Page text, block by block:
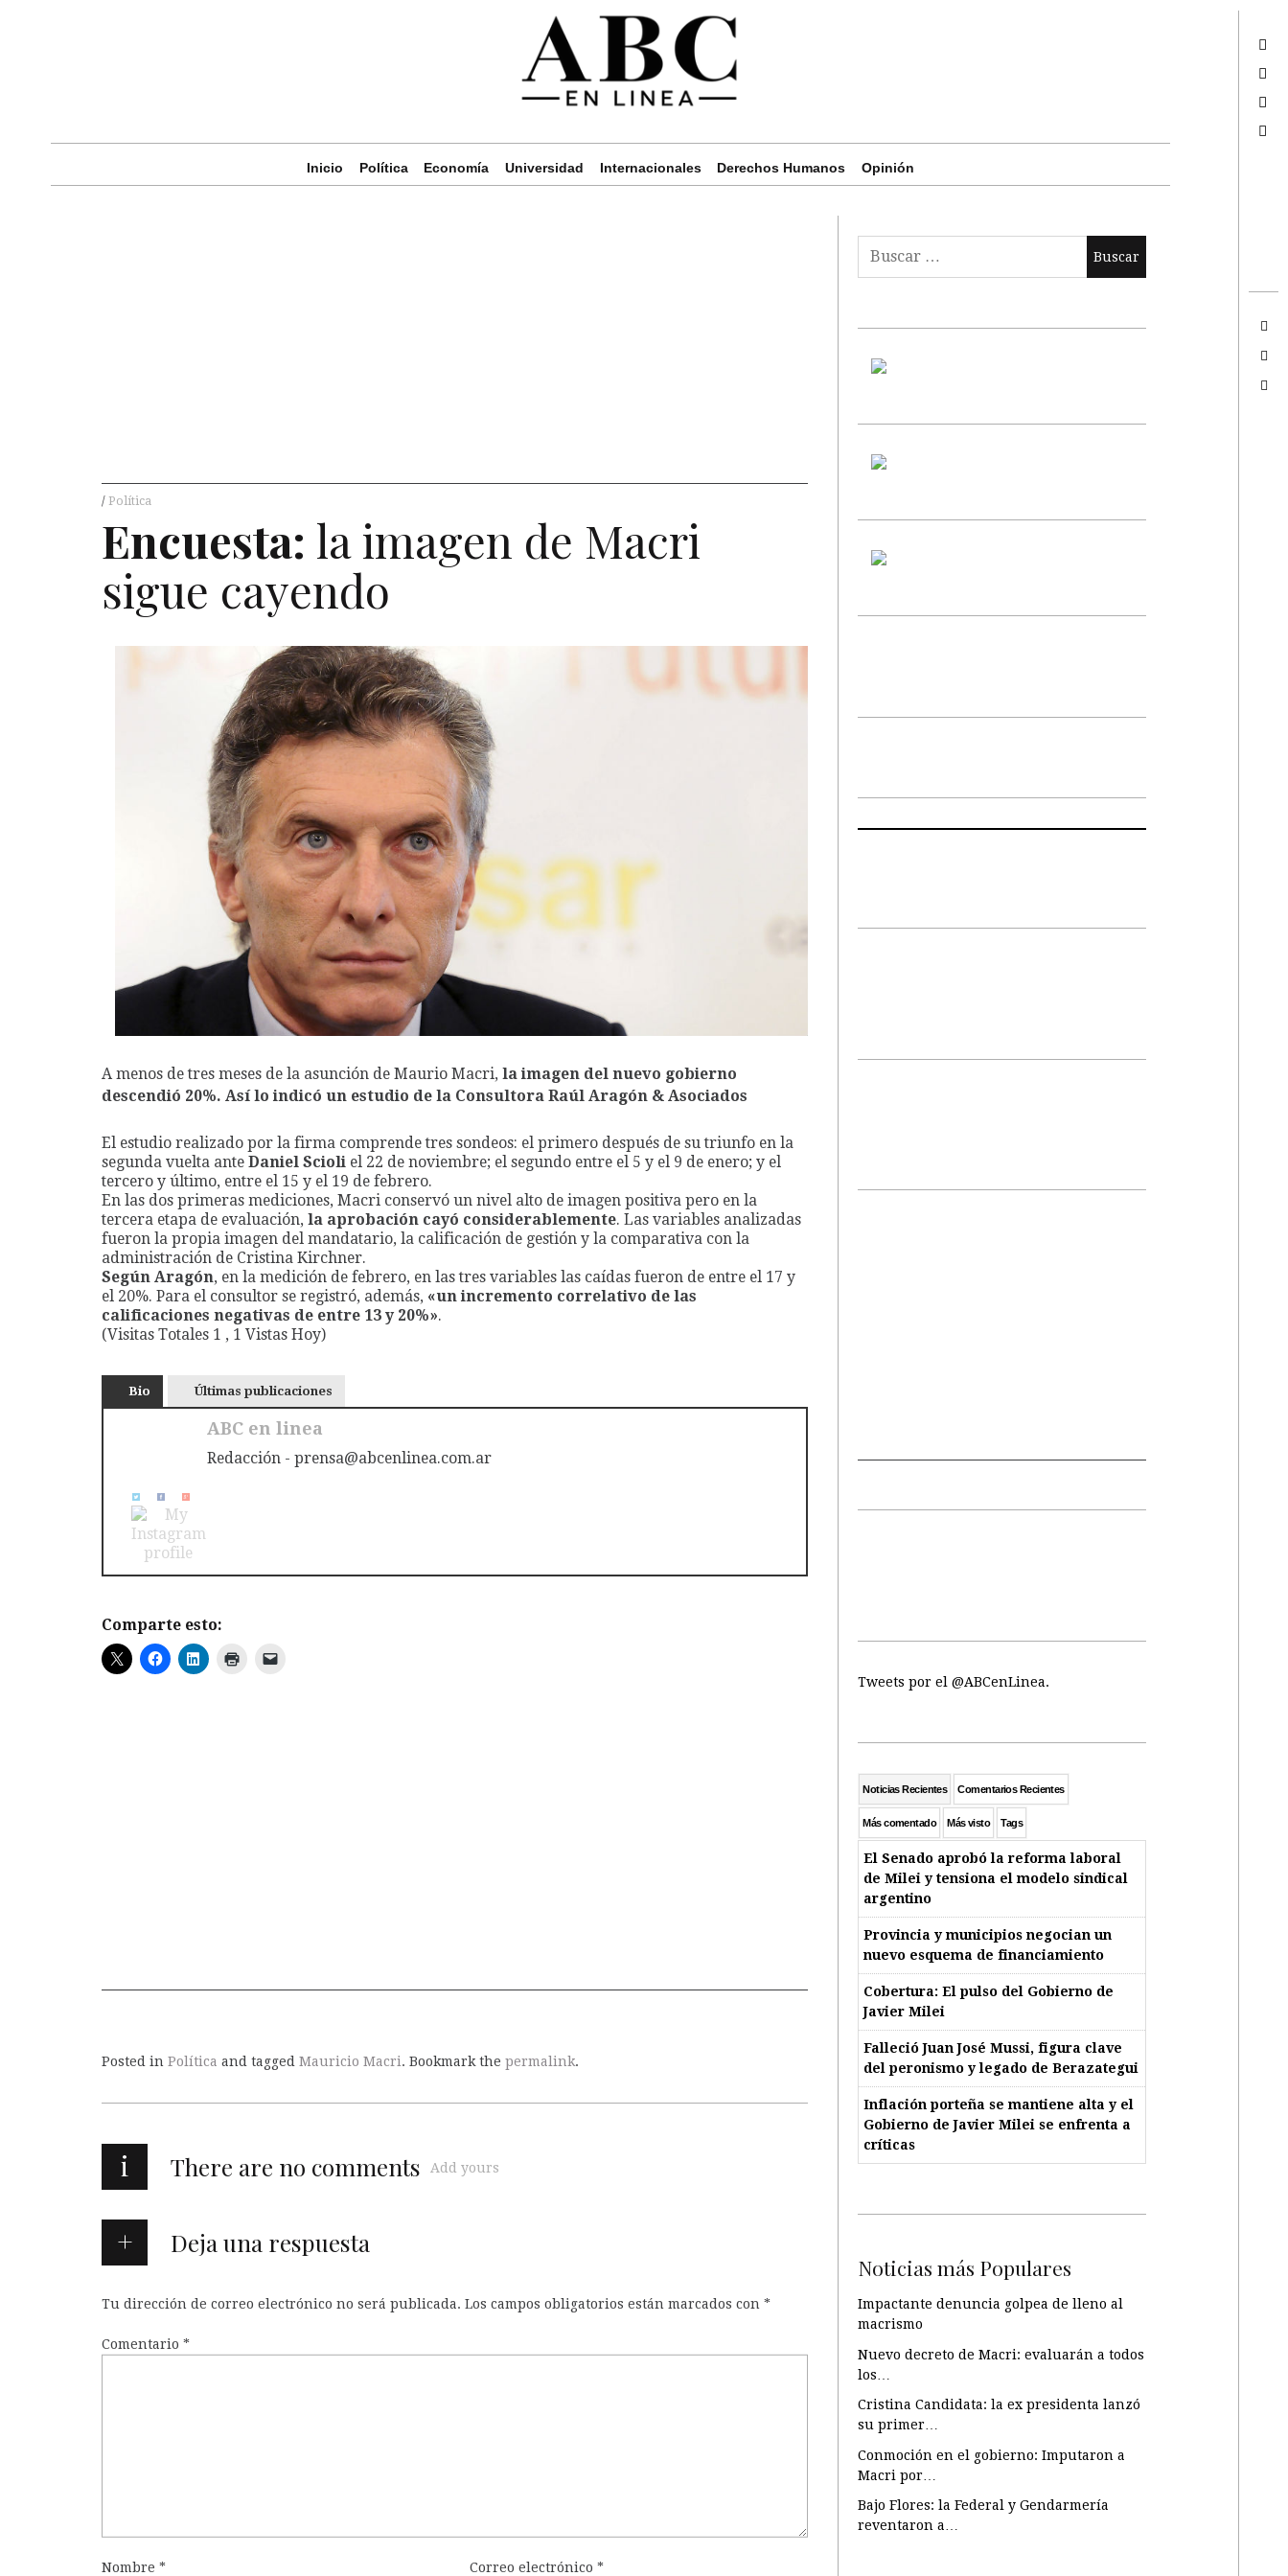
Inicio Política Economía Universidad Internacionales Derechos Humanos Opinión
Política
Encuesta: la imagen de Macri
sigue cayendo
A menos de tres meses de la asunción de Maurio Macri, la imagen del nuevo gobierno
descendió 20%. Así lo indicó un estudio de la Consultora Raúl Aragón & Asociados
El estudio realizado por la firma comprende tres sondeos: el primero después de su triunfo en la
segunda vuelta ante Daniel Scioli el 22 de noviembre; el segundo entre el 5 y el 9 de enero; y el
tercero y último, entre el 15 y el 19 de febrero.
En las dos primeras mediciones, Macri conservó un nivel alto de imagen positiva pero en la
tercera etapa de evaluación, la aprobación cayó considerablemente. Las variables analizadas
fueron la propia imagen del mandatario, la calificación de gestión y la comparativa con la
administración de Cristina Kirchner.
Según Aragón, en la medición de febrero, en las tres variables las caídas fueron de entre el 17 y
el 20%. Para el consultor se registró, además, «un incremento correlativo de las
calificaciones negativas de entre 13 y 20%».
(Visitas Totales 1 , 1 Vistas Hoy)
Bio Últimas publicaciones
ABC en linea
Redacción - prensa@abcenlinea.com.ar
Comparte esto:
Posted in Política and tagged Mauricio Macri. Bookmark the permalink.
i There are no comments Add yours
Deja una respuesta
Tu dirección de correo electrónico no será publicada. Los campos obligatorios están marcados con *
Comentario *
Nombre * Correo electrónico*
Tweets por el @ABCenLinea.
Noticias Recientes Comentarios Recientes
Más comentado Más visto Tags
El Senado aprobó la reforma laboral
de Milei y tensiona el modelo sindical
argentino
Provincia y municipios negocian un
nuevo esquema de financiamiento
Cobertura: El pulso del Gobierno de
Javier Milei
Falleció Juan José Mussi, figura clave
del peronismo y legado de Berazategui
Inflación porteña se mantiene alta y el
Gobierno de Javier Milei se enfrenta a
críticas
Noticias más Populares
Impactante denuncia golpea de lleno al
macrismo
Nuevo decreto de Macri: evaluarán a todos
los…
Cristina Candidata: la ex presidenta lanzó
su primer…
Conmoción en el gobierno: Imputaron a
Macri por…
Bajo Flores: la Federal y Gendarmería
reventaron a…